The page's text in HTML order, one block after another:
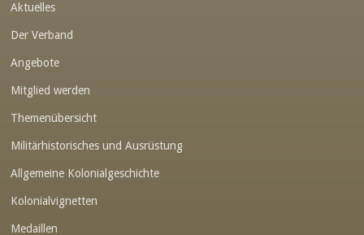
Link-v-z
Link-v-z
Link-v-z
Link-v-z
Link-v-z
Link-v-z
Aktuelles
Der Verband
Angebote
Mitglied werden
Themenübersicht
Militärhistorisches und Ausrüstung
Allgemeine Kolonialgeschichte
Kolonialvignetten
Medaillen